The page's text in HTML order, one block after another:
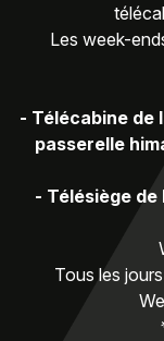
Les week-
- Télécabine de
passerelle
- Télésiège
Tous les